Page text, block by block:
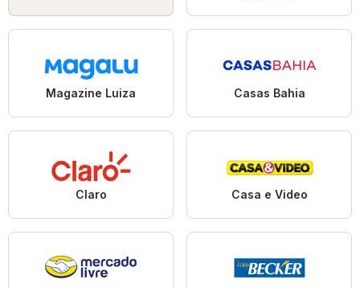
Magazine Luiza Casas Bahia
Claro Casa e Video